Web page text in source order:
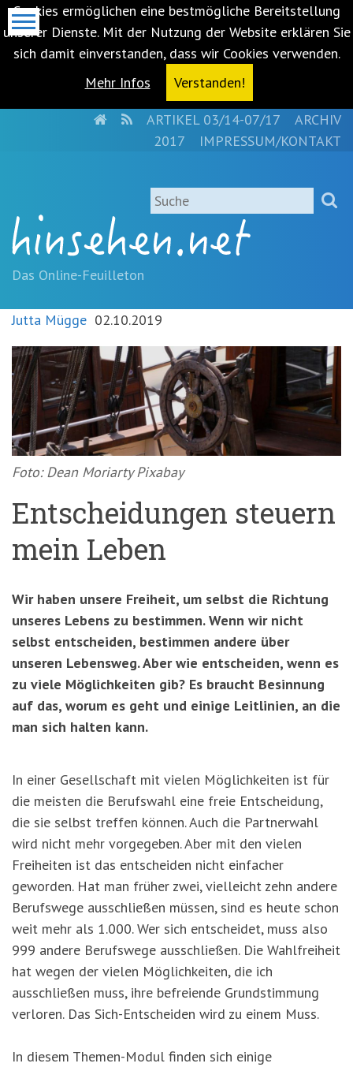
Cookies ermöglichen eine bestmögliche Bereitstellung
unserer Dienste. Mit der Nutzung der Website erklären Sie
sich damit einverstanden, dass wir Cookies verwenden.
Mehr Infos
Verstanden!
springen
(Accesskey
'1')Zur
springen
'3')Zur
Suche
springen
(Accesskey
'2')
HOMERSSARTIKEL 03/14-07/17
ARCHIV
2017
IMPRESSUM/KONTAKT
Suche
Das Online-Feuilleton
Jutta Mügge 02.10.2019
Foto: Dean Moriarty Pixabay
Entscheidungen steuern
mein Leben
Wir haben unsere Freiheit, um selbst die Richtung
unseres Lebens zu bestimmen. Wenn wir nicht
selbst entscheiden, bestimmen andere über
unseren Lebensweg. Aber wie entscheiden, wenn es
zu viele Möglichkeiten gib? Es braucht Besinnung
auf das, worum es geht und einige Leitlinien, an die
man sich halten kann.
In einer Gesellschaft mit vielen Möglichkeiten ist für
die meisten die Berufswahl eine freie Entscheidung,
die sie selbst treffen können. Auch die Partnerwahl
wird nicht mehr vorgegeben. Aber mit den vielen
Freiheiten ist das entscheiden nicht einfacher
geworden. Hat man früher zwei, vielleicht zehn andere
Berufswege ausschließen müssen, sind es heute schon
weit mehr als 1.000. Wer sich entscheidet, muss also
999 andere Berufswege ausschließen. Die Wahlfreiheit
hat wegen der vielen Möglichkeiten, die ich
ausschließen muss, ihre befreiende Grundstimmung
verloren. Das Sich-Entscheiden wird zu einem Muss.
In diesem Themen-Modul finden sich einige